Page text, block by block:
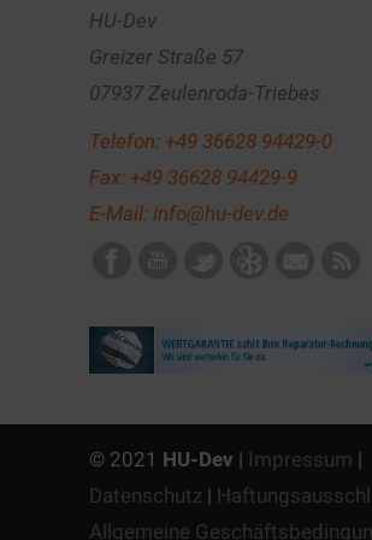
HU-Dev
Greizer Straße 57
07937 Zeulenroda-Triebes
Telefon: +49 36628 94429-0
Fax: +49 36628 94429-9
E-Mail: info@hu-dev.de
© 2021 HU-Dev | Impressum |
Datenschutz |
Allgemeine